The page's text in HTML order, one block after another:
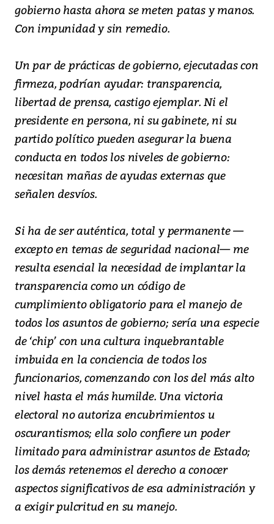
gobierno hasta ahora se meten patas y manos.
Con impunidad y sin remedio.
Un par de prácticas de gobierno, ejecutadas con
firmeza, podrían ayudar: transparencia,
libertad de prensa, castigo ejemplar. Ni el
presidente en persona, ni su gabinete, ni su
partido político pueden asegurar la buena
conducta en todos los niveles de gobierno:
necesitan mañas de ayudas externas que
señalen desvíos.
Si ha de ser auténtica, total y permanente —
excepto en temas de seguridad nacional— me
resulta esencial la necesidad de implantar la
transparencia como un código de
cumplimiento obligatorio para el manejo de
todos los asuntos de gobierno; sería una especie
de ‘chip’ con una cultura inquebrantable
imbuida en la conciencia de todos los
funcionarios, comenzando con los del más alto
nivel hasta el más humilde. Una victoria
electoral no autoriza encubrimientos u
oscurantismos; ella solo confiere un poder
limitado para administrar asuntos de Estado;
los demás retenemos el derecho a conocer
aspectos significativos de esa administración y
a exigir pulcritud en su manejo.